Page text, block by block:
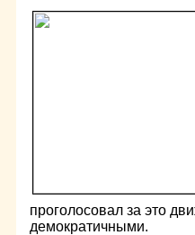
проголосовал за это
демократичными.